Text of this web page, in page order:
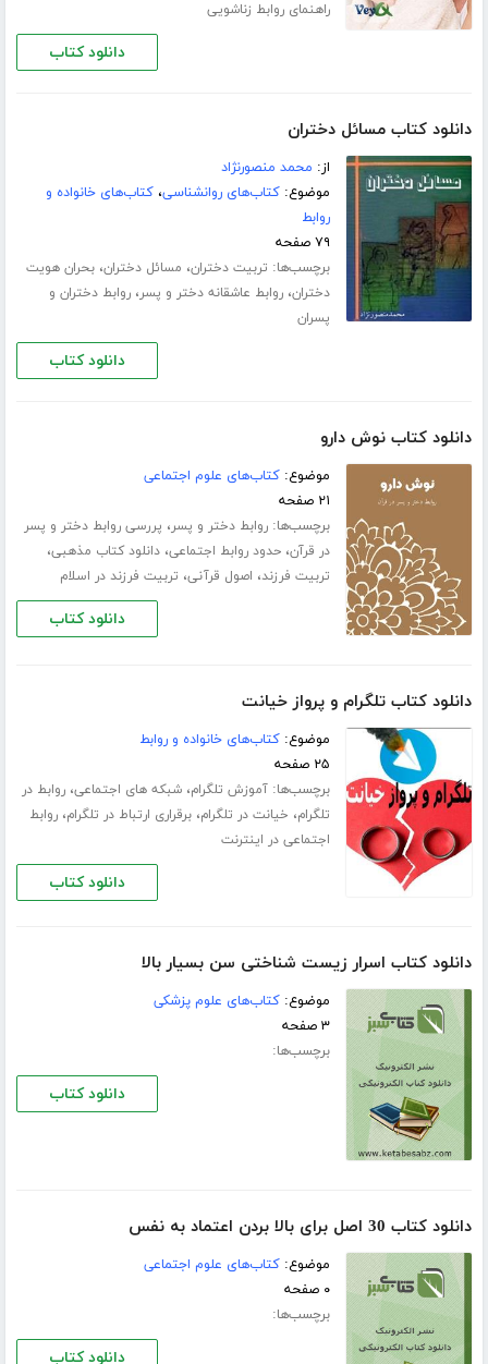
راهنمای روابط زناشویی
دانلود کتاب
دانلود کتاب مسائل دختران
از: محمد منصورنژاد
موضوع:کتاب‌های روانشناسی،کتاب‌های خانواده و
روابط
۷۹ صفحه
برچسب‌ها: تربیت دختران، مسائل دختران،بحران هویت
دختران،روابط عاشقانه دختر و پسر،روابط دختران و
پسران
دانلود کتاب
دانلود کتاب نوش دارو
موضوع:کتاب‌های علوم اجتماعی
۲۱ صفحه
برچسب‌ها:روابط دختر و پسر، پررسی روابط دختر و پسر
در قرآن،حدود روابط اجتماعی،دانلود کتاب مذهبی،
تربیت فرزند، اصول قرآنی، تربیت فرزند در اسلام
دانلود کتاب
دانلود کتاب تلگرام و پرواز خیانت
موضوع:کتاب‌های خانواده و روابط
۲۵ صفحه
برچسب‌ها:آموزش تلگرام،شبکه های اجتماعی،روابط در
تلگرام، خیانت در تلگرام،برقراری ارتباط در تلگرام،روابط
اجتماعی در اینترنت
دانلود کتاب
دانلود کتاب اسرار زیست شناختی سن بسیار بالا
موضوع:کتاب‌های علوم پزشکی
۳ صفحه
برچسب‌ها:
دانلود کتاب
دانلود کتاب 30 اصل برای بالا بردن اعتماد به نفس
موضوع:کتاب‌های علوم اجتماعی
۰ صفحه
برچسب‌ها:
دانلود کتاب